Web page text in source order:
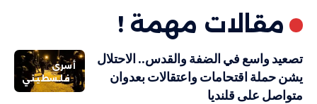
مقالات مهمة !
أسرى
فلسطيني
تصعيد واسع في الضفة والقدس.. الاحتلال
يشن حملة اقتحامات واعتقالات بعدوان
متواصل على قلنديا